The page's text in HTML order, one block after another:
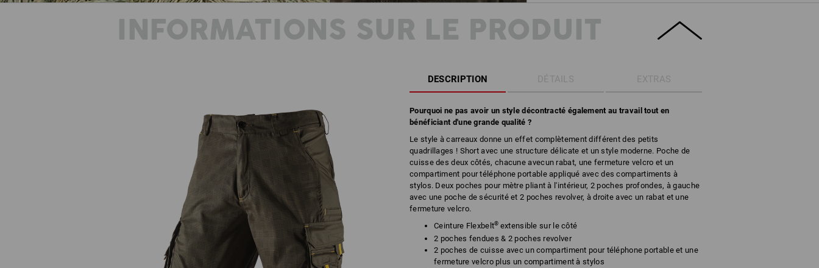
INFORMATIONS SUR LE PRODUIT
DESCRIPTION DÉTAILS EXTRAS
Pourquoi ne pas avoir un style décontracté également au travail tout en
bénéficiant d'une grande qualité ?
Le style à carreaux donne un effet complètement différent des petits
quadrillages ! Short avec une structure délicate et un style moderne. Poche de
cuisse des deux côtés, chacune avecun rabat, une fermeture velcro et un
compartiment pour téléphone portable appliqué avec des compartiments à
stylos. Deux poches pour mètre pliant à l'intérieur, 2 poches profondes, à gauche
avec une poche de sécurité et 2 poches revolver, à droite avec un rabat et une
fermeture velcro.
Ceinture Flexbelt® extensible sur le côté
2 poches fendues & 2 poches revolver
2 poches de cuisse avec un compartiment pour téléphone portable et une
fermeture velcro plus un compartiment à stylos